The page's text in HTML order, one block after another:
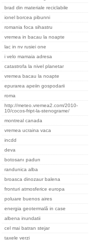
brad din materiale reciclabile
ionel borcea pibunni
romania foca sihastru
vremea in bacau la noapte
lac in nv rusiei one
i velo mamaia adresa
catastrofa la nivel planetar
vremea bacau la noapte
epurarea apeiin gospodarii
roma
http://meteo.vremea2.com/2010-
10/cocos-fript-la-stenograme/
montreal canada
vremea ucraina vaca
incdd
deva
botosanı padurı
randunica alba
broasca dinozaur balena
fronturi atmosferice europa
poluare buenos aires
energia geotermală in case
albena inundatii
cel mai batran stejar
taxele verzi